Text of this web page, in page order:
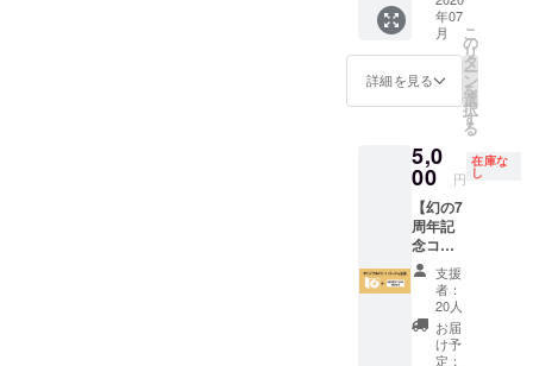
乗せ支
援』を
するこ
とがで
す場合
は、リ
の額に
上乗せ
して、
ご支援
頂けま
すと大
変嬉し
いで
取りの
選択が
可能で
すの
で、支
援時に
ウンで
お選び
くださ
い。 店
舗での
受け取
りは、
営業再
開して
から3ヶ
月間を
受け取
ンパ
ン“Moë
t &
Chando
n”６本
提供 *有
限：VIP
カード
がお手
元に届
いてか
ら１年 *
チケッ
トのお
受け取
りは、
郵送も
しくは
ジェク
ト】 御
社のビ
ジネス
や新店
舗が末
となる
よう 立
ち上げ
企画、
リ
ニュー
アル企
画、何
でもご
相談に
のりま
す。 御
年07
月
詳細を見る
こ
の
リ
タ
ー
ン
を
選
択
す
る
5,0
00 円
在庫な
し
【幻の7
周年記
念コン
ピCD＆
チケッ
ト1枚】
今後の
イベン
ト1回の
支援
者：
20人
お届
け予
定：